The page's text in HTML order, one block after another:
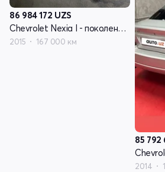
86 984 172 UZS
Chevrolet Nexia I - поколение рестайлинг
2015 167 000 км
85 792
2014